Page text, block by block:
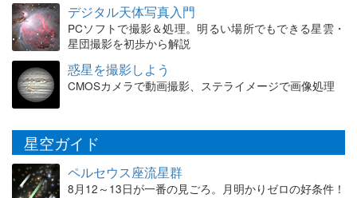
デジタル天体写真入門
PCソフトで撮影＆処理。明るい場所でもできる星雲・
星団撮影を初歩から解説
惑星を撮影しよう
CMOSカメラで動画撮影、ステライメージで画像処理
星空ガイド
ペルセウス座流星群
8月12～13日が一番の見ごろ。月明かりゼロの好条件！